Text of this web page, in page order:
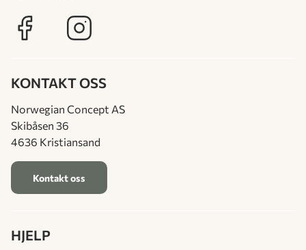
KONTAKT OSS
Norwegian Concept AS
Skibåsen 36
4636 Kristiansand
Kontakt oss
HJELP